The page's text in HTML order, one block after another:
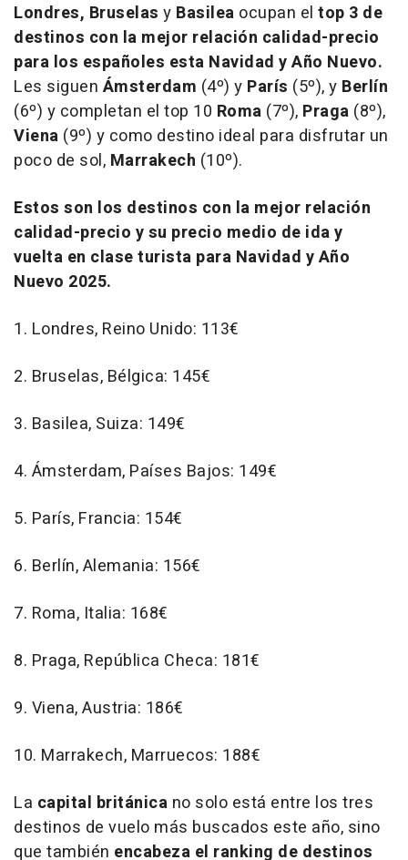
Londres, Bruselas y Basilea ocupan el top 3 de
destinos con la mejor relación calidad-precio
para los españoles esta Navidad y Año Nuevo.
Les siguen Ámsterdam (4º) y París (5º), y Berlín
(6º) y completan el top 10 Roma (7º), Praga (8º),
Viena (9º) y como destino ideal para disfrutar un
poco de sol, Marrakech (10º).
Estos son los destinos con la mejor relación
calidad-precio y su precio medio de ida y
vuelta en clase turista para Navidad y Año
Nuevo 2025.
1. Londres, Reino Unido: 113€
2. Bruselas, Bélgica: 145€
3. Basilea, Suiza: 149€
4. Ámsterdam, Países Bajos: 149€
5. París, Francia: 154€
6. Berlín, Alemania: 156€
7. Roma, Italia: 168€
8. Praga, República Checa: 181€
9. Viena, Austria: 186€
10. Marrakech, Marruecos: 188€
La capital británica no solo está entre los tres
destinos de vuelo más buscados este año, sino
que también encabeza el ranking de destinos